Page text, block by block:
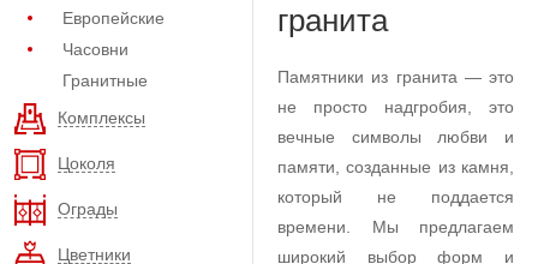
Европейские
Часовни
Гранитные
Комплексы
Цоколя
Ограды
Цветники
гранита
Памятники из гранита — это
не просто надгробия, это
вечные символы любви и
памяти, созданные из камня,
который не поддается
времени. Мы предлагаем
широкий выбор форм и